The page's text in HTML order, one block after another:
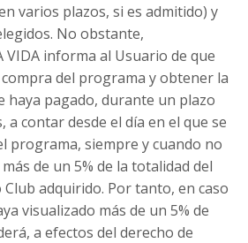
varios plazos, si es admitido) y
No obstante,
VIDA informa al Usuario de que
del programa y obtener la
haya pagado, durante un plazo
a contar desde el día en el que se
programa, siempre y cuando no
de un 5% de la totalidad del
adquirido. Por tanto, en caso
visualizado más de un 5% de
a efectos del derecho de